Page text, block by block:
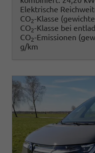
Elektrische
CO2-Klasse
CO2-Klasse bei
CO2-Emissionen
g/km